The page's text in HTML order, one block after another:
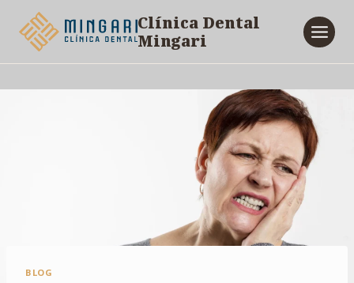
contenido
Clínica Dental
Mingari
BLOG